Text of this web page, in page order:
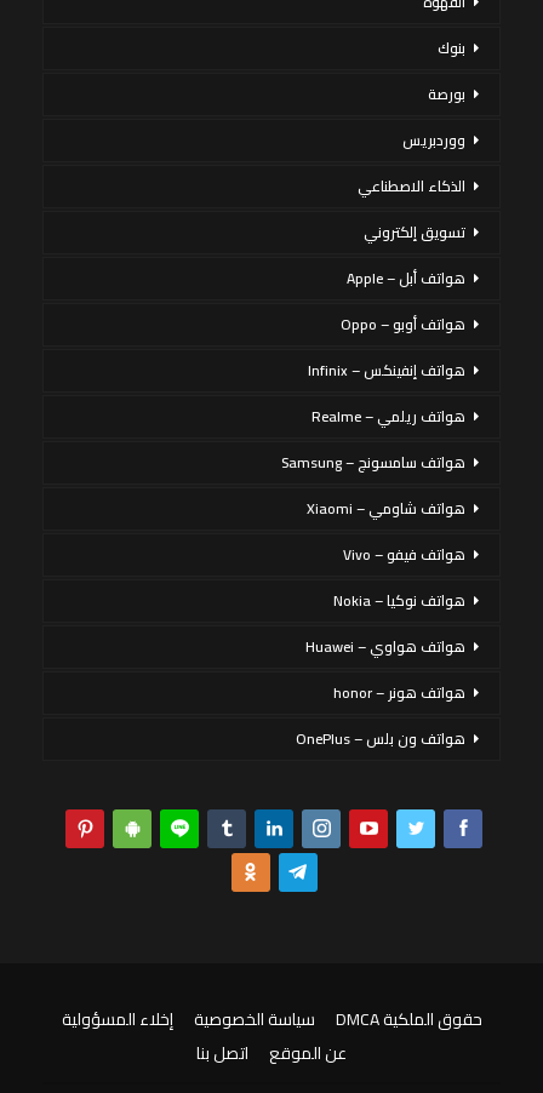
بنوك
بورصة
ووردبريس
الذكاء الاصطناعي
تسويق إلكتروني
هواتف أبل – Apple
هواتف أوبو – Oppo
هواتف إنفينكس – Infinix
هواتف ريلمي – Realme
هواتف سامسونج – Samsung
هواتف شاومي – Xiaomi
هواتف فيفو – Vivo
هواتف نوكيا – Nokia
هواتف هواوي – Huawei
هواتف هونر – honor
هواتف ون بلس – OnePlus
حقوق الملكية DMCA سياسة الخصوصية
إخلاء المسؤولية
عن الموقع
اتصل بنا